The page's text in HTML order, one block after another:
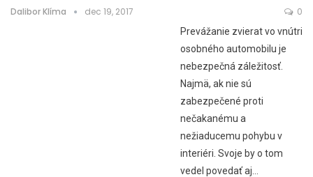
Dalibor Klíma dec 19, 2017 0
Prevážanie zvierat vo vnútri
osobného automobilu je
nebezpečná záležitosť.
Najmä, ak nie sú
zabezpečené proti
nečakanému a
nežiaducemu pohybu v
interiéri. Svoje by o tom
vedel povedať aj…